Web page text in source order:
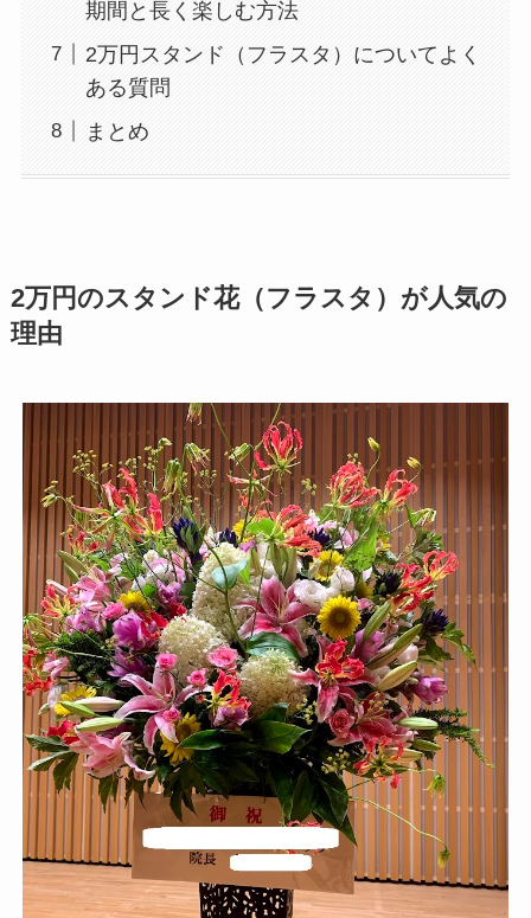
期間と長く楽しむ方法
2万円スタンド（フラスタ）についてよく
ある質問
まとめ
2万円のスタンド花（フラスタ）が人気の
理由